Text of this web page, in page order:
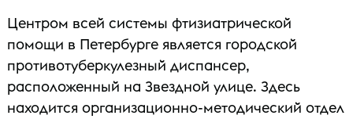
Центром всей системы фтизиатрической
помощи в Петербурге является городской
противотуберкулезный диспансер,
расположенный на Звездной улице. Здесь
находится организационно-методический отдел